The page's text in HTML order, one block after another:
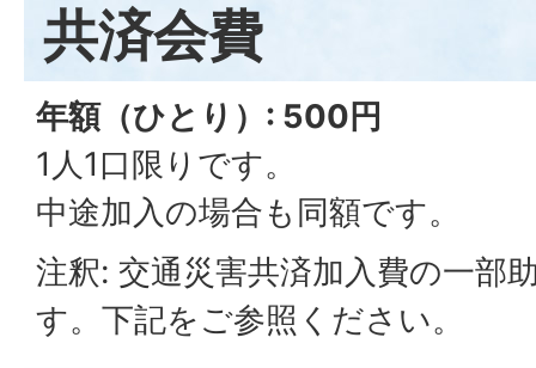
共済会費
年額（ひとり）: 500円
1人1口限りです。
中途加入の場合も同額です。
注釈: 交通災害共済加入費の一部
す。下記をご参照ください。